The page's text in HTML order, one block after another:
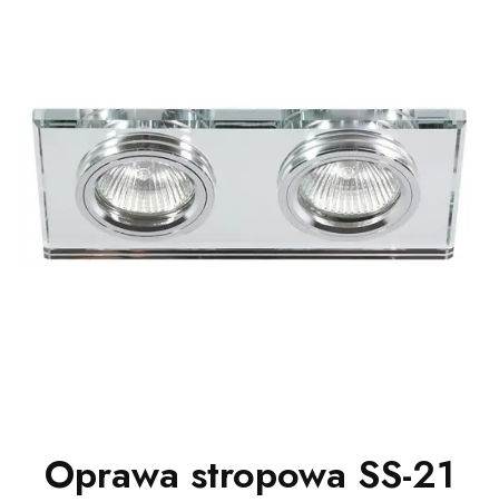
Oprawa stropowa SS-21